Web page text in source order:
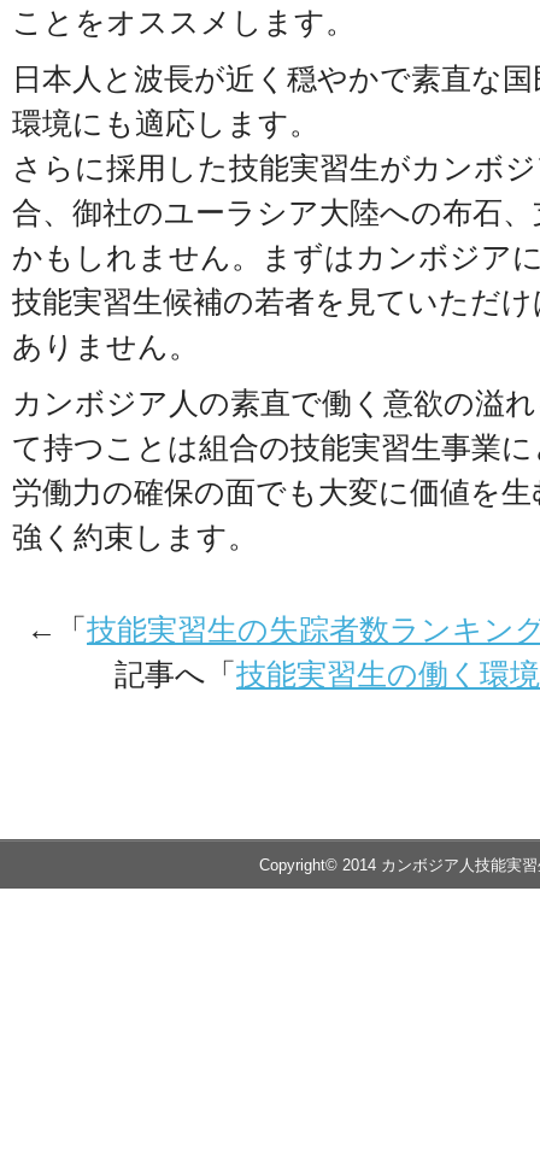
ことをオススメします。
日本人と波長が近く穏やかで素直な
環境にも適応します。
さらに採用した技能実習生がカンボ
合、御社のユーラシア大陸への布石
かもしれません。まずはカンボジア
技能実習生候補の若者を見ていただ
ありません。
カンボジア人の素直で働く意欲の溢
て持つことは組合の技能実習生事業
労働力の確保の面でも大変に価値を
強く約束します。
←「 技能実習生の失踪者数ランキン
記事へ「 技能実習生の働く環
Copyright© 2014 カンボジア人技能実